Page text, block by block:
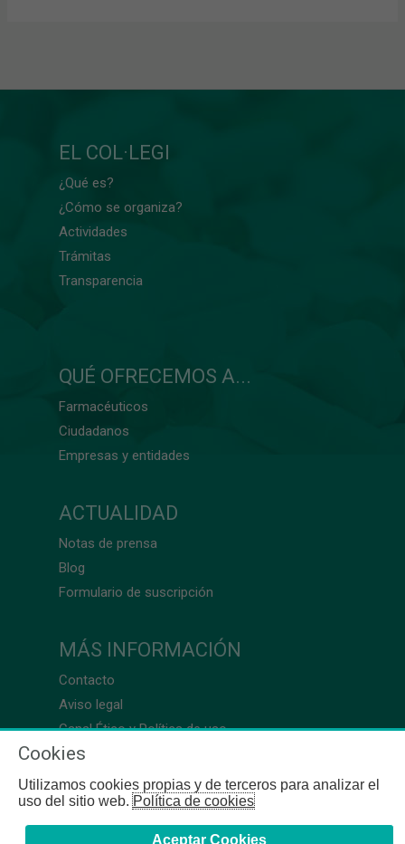
EL COL·LEGI
¿Qué es?
¿Cómo se organiza?
Actividades
Trámitas
Transparencia
QUÉ OFRECEMOS A...
Farmacéuticos
Ciudadanos
Empresas y entidades
ACTUALIDAD
Notas de prensa
Blog
Formulario de suscripción
MÁS INFORMACIÓN
Contacto
Aviso legal
Canal Ético y Política de uso
Cookies
Utilizamos cookies propias y de terceros para analizar el
uso del sitio web.Política de cookies
Aceptar Cookies